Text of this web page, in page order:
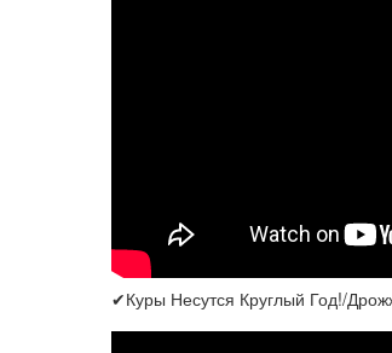
✔Куры Несутся Круглый Год!/